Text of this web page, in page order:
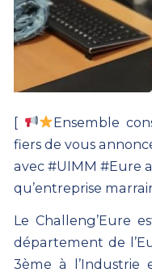
[
Ensemble
fiers de vous
avec#UIMM #Eure
qu’entreprise
Le Challeng’Eure
département de
3ème à l’Industrie